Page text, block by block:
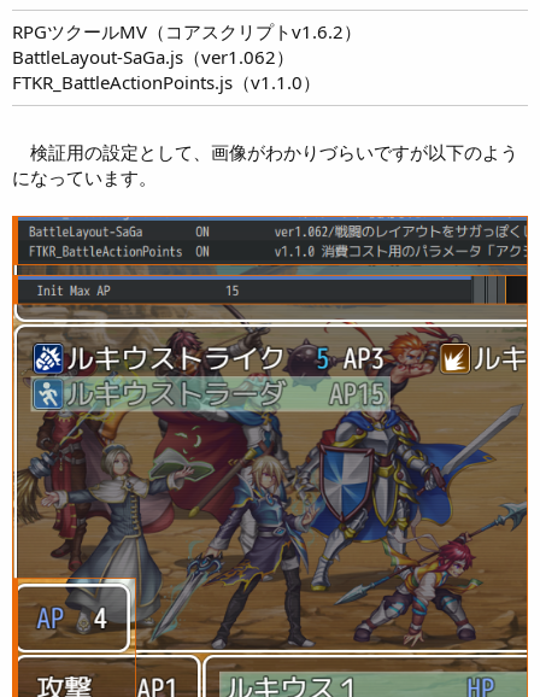
RPGツクールMV（コアスクリプトv1.6.2）
BattleLayout-SaGa.js（ver1.062）
FTKR_BattleActionPoints.js（v1.1.0）
検証用の設定として、画像がわかりづらいですが以下のよう
になっています。